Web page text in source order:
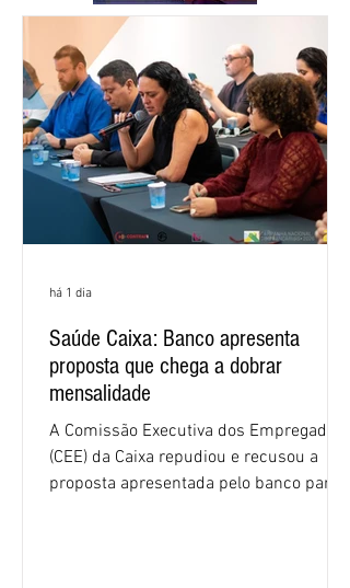
Saúde Caixa: Banco apresenta
proposta que chega a dobrar
mensalidade
A Comissão Executiva dos Empregados
(CEE) da Caixa repudiou e recusou a
proposta apresentada pelo banco para o
há 1 dia